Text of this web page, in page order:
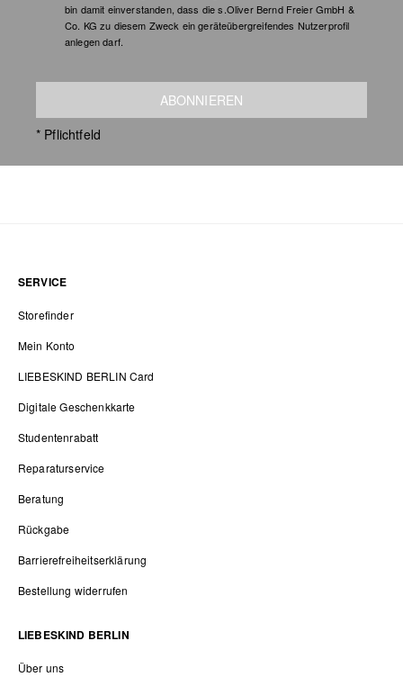
bin damit einverstanden, dass die s.Oliver Bernd Freier GmbH &
Co. KG zu diesem Zweck ein geräteübergreifendes Nutzerprofil
anlegen darf.
ABONNIEREN
* Pflichtfeld
SERVICE
Storefinder
Mein Konto
LIEBESKIND BERLIN Card
Digitale Geschenkkarte
Studentenrabatt
Reparaturservice
Beratung
Rückgabe
Barrierefreiheitserklärung
Bestellung widerrufen
LIEBESKIND BERLIN
Über uns